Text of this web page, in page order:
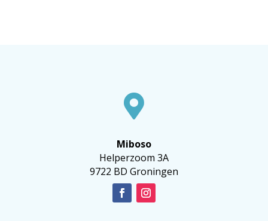

Miboso
Helperzoom 3A
9722 BD Groningen